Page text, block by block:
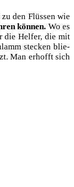
den Flüs­sen wie
kön­nen. Wo es
die Hel­fer, die mit
ste­cken blie­
Man erhofft sich